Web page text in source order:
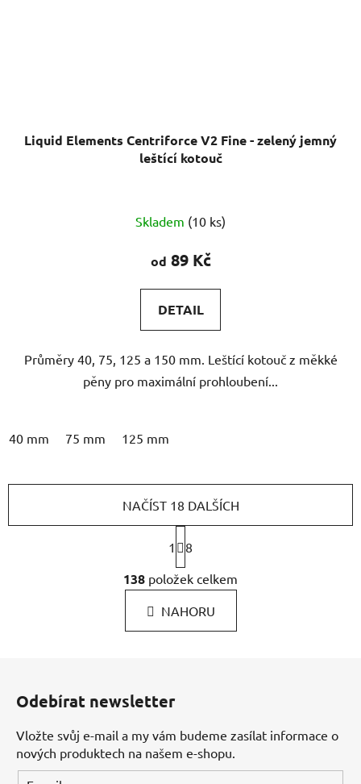
Liquid Elements Centriforce V2 Fine - zelený jemný
leštící kotouč
Skladem (10 ks)
od 89 Kč
DETAIL
Průměry 40, 75, 125 a 150 mm. Leštící kotouč z měkké
pěny pro maximální prohloubení...
40 mm 75 mm 125 mm
O
v
á
d
v
k
y
NAČÍST 18 DALŠÍCH
S
t
r
á
n
k
1 8
138 položek celkem
NAHORU
Odebírat newsletter
Vložte svůj e-mail a my vám budeme zasílat informace o
nových produktech na našem e-shopu.